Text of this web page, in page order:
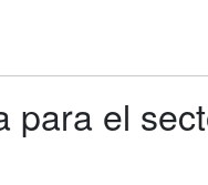
para el